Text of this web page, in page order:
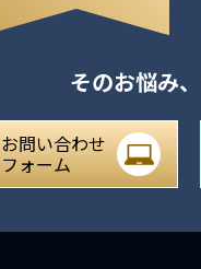
そのお悩み、
お問い合わせ
フォーム